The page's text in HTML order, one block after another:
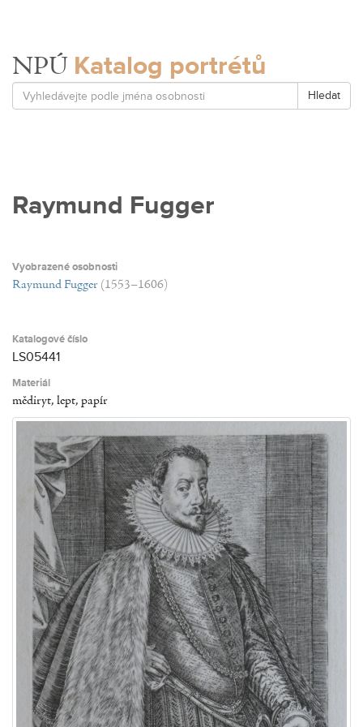
NPÚ Katalog portrétů
Hledat
Raymund Fugger
Vyobrazené osobnosti
Raymund Fugger (1553–1606)
Katalogové číslo
LS05441
Materiál
mědiryt, lept, papír